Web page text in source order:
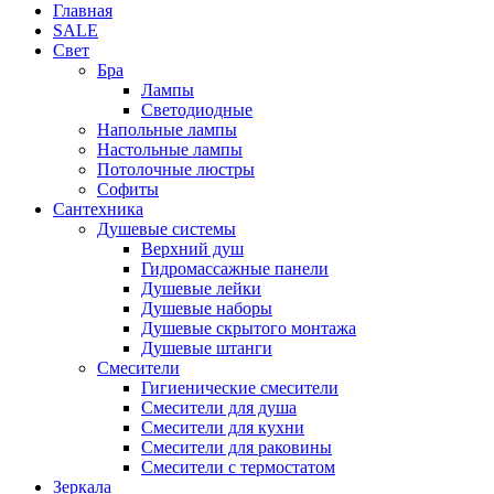
Главная
SALE
Свет
Бра
Лампы
Светодиодные
Напольные лампы
Настольные лампы
Потолочные люстры
Софиты
Сантехника
Душевые системы
Верхний душ
Гидромассажные панели
Душевые лейки
Душевые наборы
Душевые скрытого монтажа
Душевые штанги
Смесители
Гигиенические смесители
Смесители для душа
Смесители для кухни
Смесители для раковины
Смесители с термостатом
Зеркала